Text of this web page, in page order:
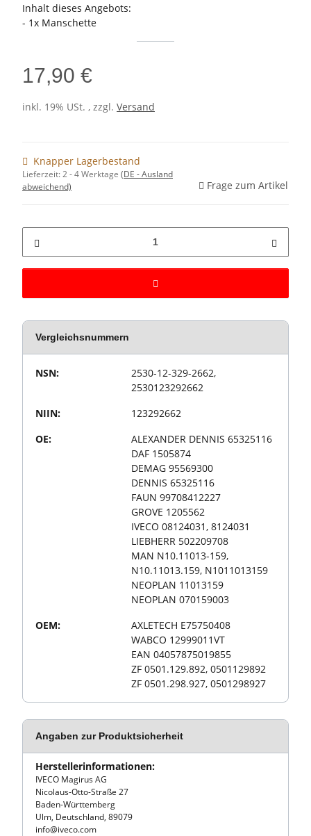
Inhalt dieses Angebots:
- 1x Manschette
17,90 €
inkl. 19% USt. , zzgl. Versand
Knapper Lagerbestand
Lieferzeit:2 - 4 Werktage (DE - Ausland
abweichend)
Frage zum Artikel
Vergleichsnummern
Produkteigenschaft
Wert
NSN:
2530-12-329-2662,
2530123292662
NIIN:
123292662
OE:
ALEXANDER DENNIS 65325116
DAF 1505874
DEMAG 95569300
DENNIS 65325116
FAUN 99708412227
GROVE 1205562
IVECO 08124031, 8124031
LIEBHERR 502209708
MAN N10.11013-159,
N10.11013.159, N1011013159
NEOPLAN 11013159
NEOPLAN 070159003
OEM:
AXLETECH E75750408
WABCO 12999011VT
EAN 04057875019855
ZF 0501.129.892, 0501129892
ZF 0501.298.927, 0501298927
Angaben zur Produktsicherheit
Herstellerinformationen:
IVECO Magirus AG
Nicolaus-Otto-Straße 27
Baden-Württemberg
Ulm, Deutschland, 89079
info@iveco.com